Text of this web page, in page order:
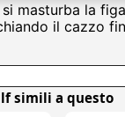
masturba la
il cazzo
mentre si incula
ovunque.
simili a questo